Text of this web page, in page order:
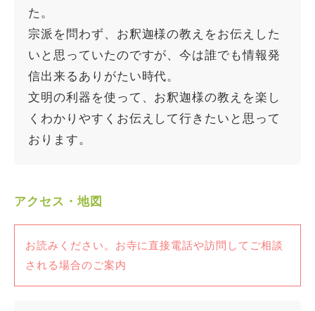
た。
宗派を問わず、お釈迦様の教えをお伝えした
いと思っていたのですが、今は誰でも情報発
信出来るありがたい時代。
文明の利器を使って、お釈迦様の教えを楽し
くわかりやすくお伝えして行きたいと思って
おります。
アクセス・地図
お読みください。お寺に直接電話や訪問してご相談
される場合のご案内